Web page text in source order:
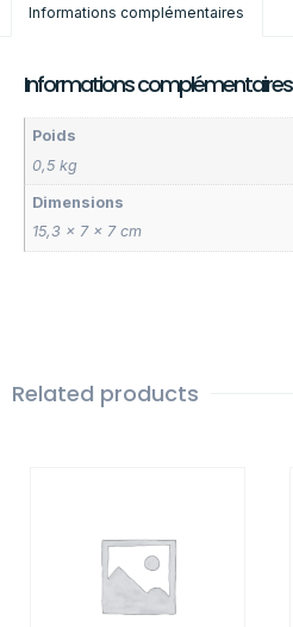
Informations complémentaires
Informations complémentaires
Poids
0,5 kg
Dimensions
15,3 × 7 × 7 cm
Related products